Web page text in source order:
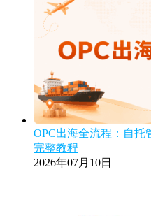
OPC出海全流程：自托
完整教程
2026年07月10日